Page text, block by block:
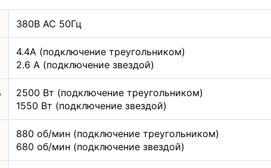
380В АС 50Гц
4.4А (подключение треугольником)
2.6 А (подключение звездой)
2500 Вт (подключение треугольником)
1550 Вт (подключение звездой)
880 об/мин (подключение треугольником)
680 об/мин (подключение звездой)